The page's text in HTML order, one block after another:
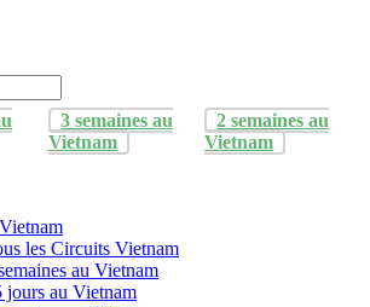
3 semaines au
Vietnam
2 semaines au
Vietnam
les Circuits Vietnam
au Vietnam
jours au Vietnam